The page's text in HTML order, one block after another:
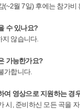
(~2월 7일) 후에는 참가
수 있나요?
않습니다.
가능한가요?
가합니다.
여 영상으로 지원하는 경
시, 준비하신 모든 곡을